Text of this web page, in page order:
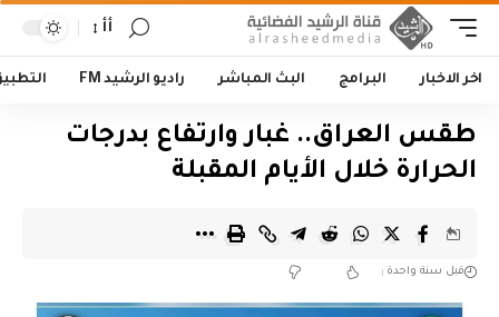
أأ
اخر الاخبار البرامج البث المباشر راديو الرشيد FM
طقس العراق.. غبار وارتفاع بدرجات
الحرارة خلال الأيام المقبلة
قبل سنة واحدة